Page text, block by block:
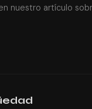
nuestro artículo